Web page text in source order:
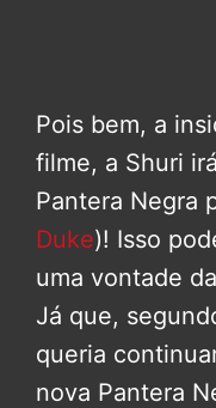
Pois bem, a
filme, a Shuri
Pantera Negra
Duke)! Isso
uma vontade
Já que,
queria
nova Pantera